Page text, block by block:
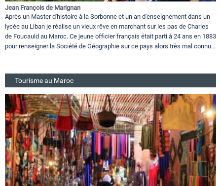
Jean François de Marignan
Après un Master d'histoire à la Sorbonne et un an d'enseignement dans un
lycée au Liban je réalise un vieux rêve en marchant sur les pas de Charles
de Foucauld au Maroc. Ce jeune officier français était parti à 24 ans en 1883
pour renseigner la Société de Géographie sur ce pays alors très mal connu...
Tourisme au Maroc